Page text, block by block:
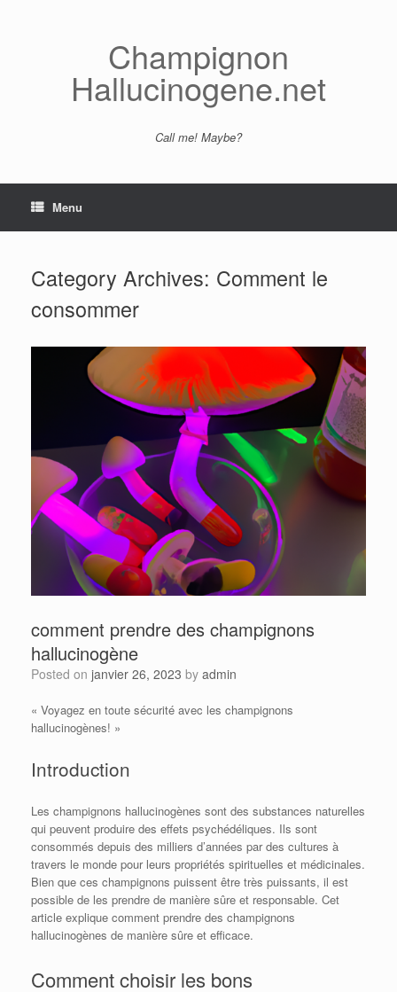
Champignon
Hallucinogene.net
Call me! Maybe?
Menu
Category Archives: Comment le
consommer
comment prendre des champignons
hallucinogène
Posted on janvier 26, 2023 by admin
« Voyagez en toute sécurité avec les champignons
hallucinogènes! »
Introduction
Les champignons hallucinogènes sont des substances naturelles
qui peuvent produire des effets psychédéliques. Ils sont
consommés depuis des milliers d’années par des cultures à
travers le monde pour leurs propriétés spirituelles et médicinales.
Bien que ces champignons puissent être très puissants, il est
possible de les prendre de manière sûre et responsable. Cet
article explique comment prendre des champignons
hallucinogènes de manière sûre et efficace.
Comment choisir les bons